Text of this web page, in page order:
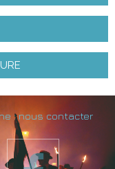
: nous contacter